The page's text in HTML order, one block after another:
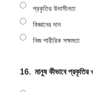
প্রকৃতির উদাসীনতা
বিজ্ঞানের দান
নিজ শারীরিক সক্ষমতা
16. মানুষ কীভাবে প্রকৃতির